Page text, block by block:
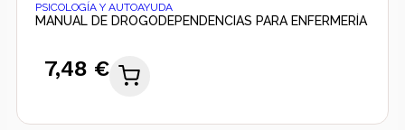
PSICOLOGÍA Y AUTOAYUDA
MANUAL DE DROGODEPENDENCIAS PARA ENFERMERÍA
7,48 €